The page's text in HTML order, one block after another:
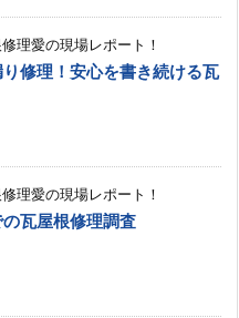
理愛の現場レポート！
修理！安心を書き続ける瓦
理愛の現場レポート！
瓦屋根修理調査